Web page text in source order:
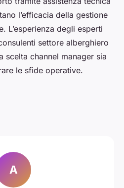
l’efficacia della gestione
L’esperienza degli esperti
settore alberghiero
scelta channel manager sia
le sfide operative.
A